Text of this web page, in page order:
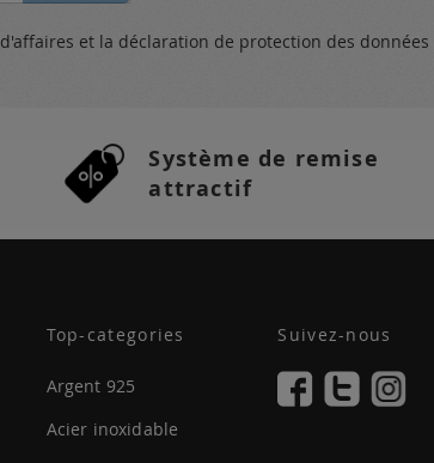
d'affaires et la déclaration de protection des données
Système de remise
attractif
Top-categories
Argent 925
Acier inoxidable
Suivez-nous